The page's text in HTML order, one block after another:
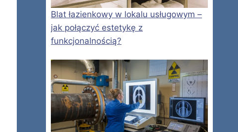
Blat łazienkowy w lokalu usługowym –
jak połączyć estetykę z
funkcjonalnością?